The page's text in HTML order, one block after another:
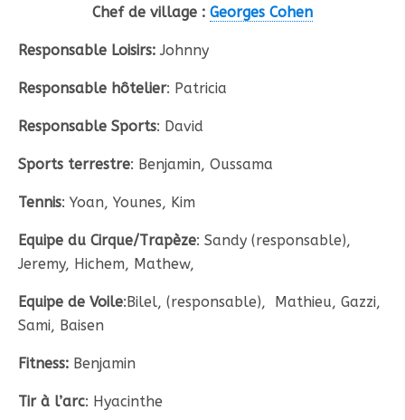
Chef de village : Georges Cohen
Responsable Loisirs: Johnny
Responsable hôtelier: Patricia
Responsable Sports: David
Sports terrestre: Benjamin, Oussama
Tennis: Yoan, Younes, Kim
Equipe du Cirque/Trapèze: Sandy (responsable),
Jeremy, Hichem, Mathew,
Equipe de Voile:Bilel, (responsable), Mathieu, Gazzi,
Sami, Baisen
Fitness: Benjamin
Tir à l’arc: Hyacinthe